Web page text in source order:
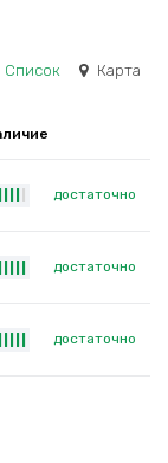
Список Карта
достаточно
достаточно
достаточно